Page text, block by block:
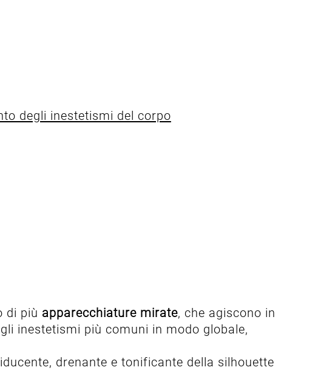
degli inestetismi del corpo
di più apparecchiature mirate, che agiscono in
inestetismi più comuni in modo globale,
drenante e tonificante della silhouette